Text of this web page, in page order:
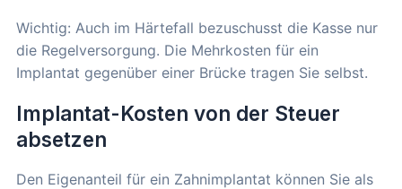
Wichtig: Auch im Härtefall bezuschusst die Kasse nur
die Regelversorgung. Die Mehrkosten für ein
Implantat gegenüber einer Brücke tragen Sie selbst.
Implantat-Kosten von der Steuer
absetzen
Den Eigenanteil für ein Zahnimplantat können Sie als